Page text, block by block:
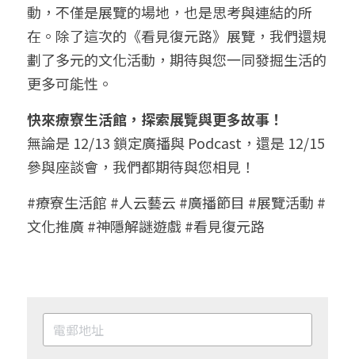
動，不僅是展覽的場地，也是思考與連結的所
在。除了這次的《看見復元路》展覽，我們還規
劃了多元的文化活動，期待與您一同發掘生活的
更多可能性。
快來療寮生活館，探索展覽與更多故事！
無論是 12/13 鎖定廣播與 Podcast，還是 12/15
參與座談會，我們都期待與您相見！
#療寮生活館 #人云藝云 #廣播節目 #展覽活動 #
文化推廣 #神隱解謎遊戲 #看見復元路